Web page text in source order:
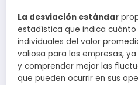
La desviación estándar
estadística que indica cuánto
individuales del valor
valiosa para las empresas,
y comprender mejor las
que pueden ocurrir en sus